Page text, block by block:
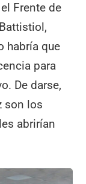
Frente de
habría que
para
De darse,
son los
abrirían